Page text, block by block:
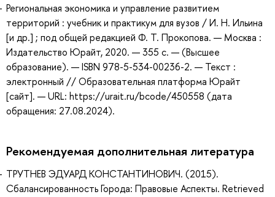
Региональная экономика и управление развитием
территорий : учебник и практикум для вузов / И. Н. Ильина
[и др.] ; под общей редакцией Ф. Т. Прокопова. — Москва :
Издательство Юрайт, 2020. — 355 с. — (Высшее
образование). — ISBN 978-5-534-00236-2. — Текст :
электронный // Образовательная платформа Юрайт
[сайт]. — URL: https://urait.ru/bcode/450558 (дата
обращения: 27.08.2024).
Рекомендуемая дополнительная литература
ТРУТНЕВ ЭДУАРД КОНСТАНТИНОВИЧ. (2015).
Сбалансированность Города: Правовые Аспекты. Retrieved